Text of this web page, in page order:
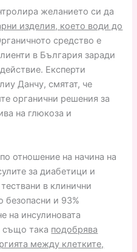
желанието си да
изделия, което води до
средство е
в България заради
Експерти
Данчу, смятат, че
органични решения за
на глюкоза и
отношение на начина на
за диабетици и
в клинични
безопасни и 93%
на инсулиновата
също така подобрява
между клетките,